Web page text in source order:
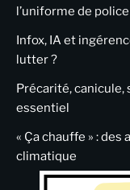
l’uniforme de police
Infox, IA et
lutter ?
Précarité, canicule,
essentiel
« Ça chauffe » :
climatique